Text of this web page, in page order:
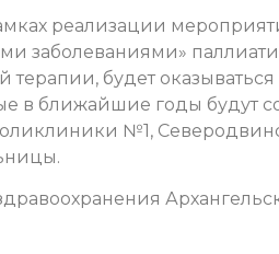
реализации
заболеваниями»
терапии, будет
в ближайшие годы будут
№1,